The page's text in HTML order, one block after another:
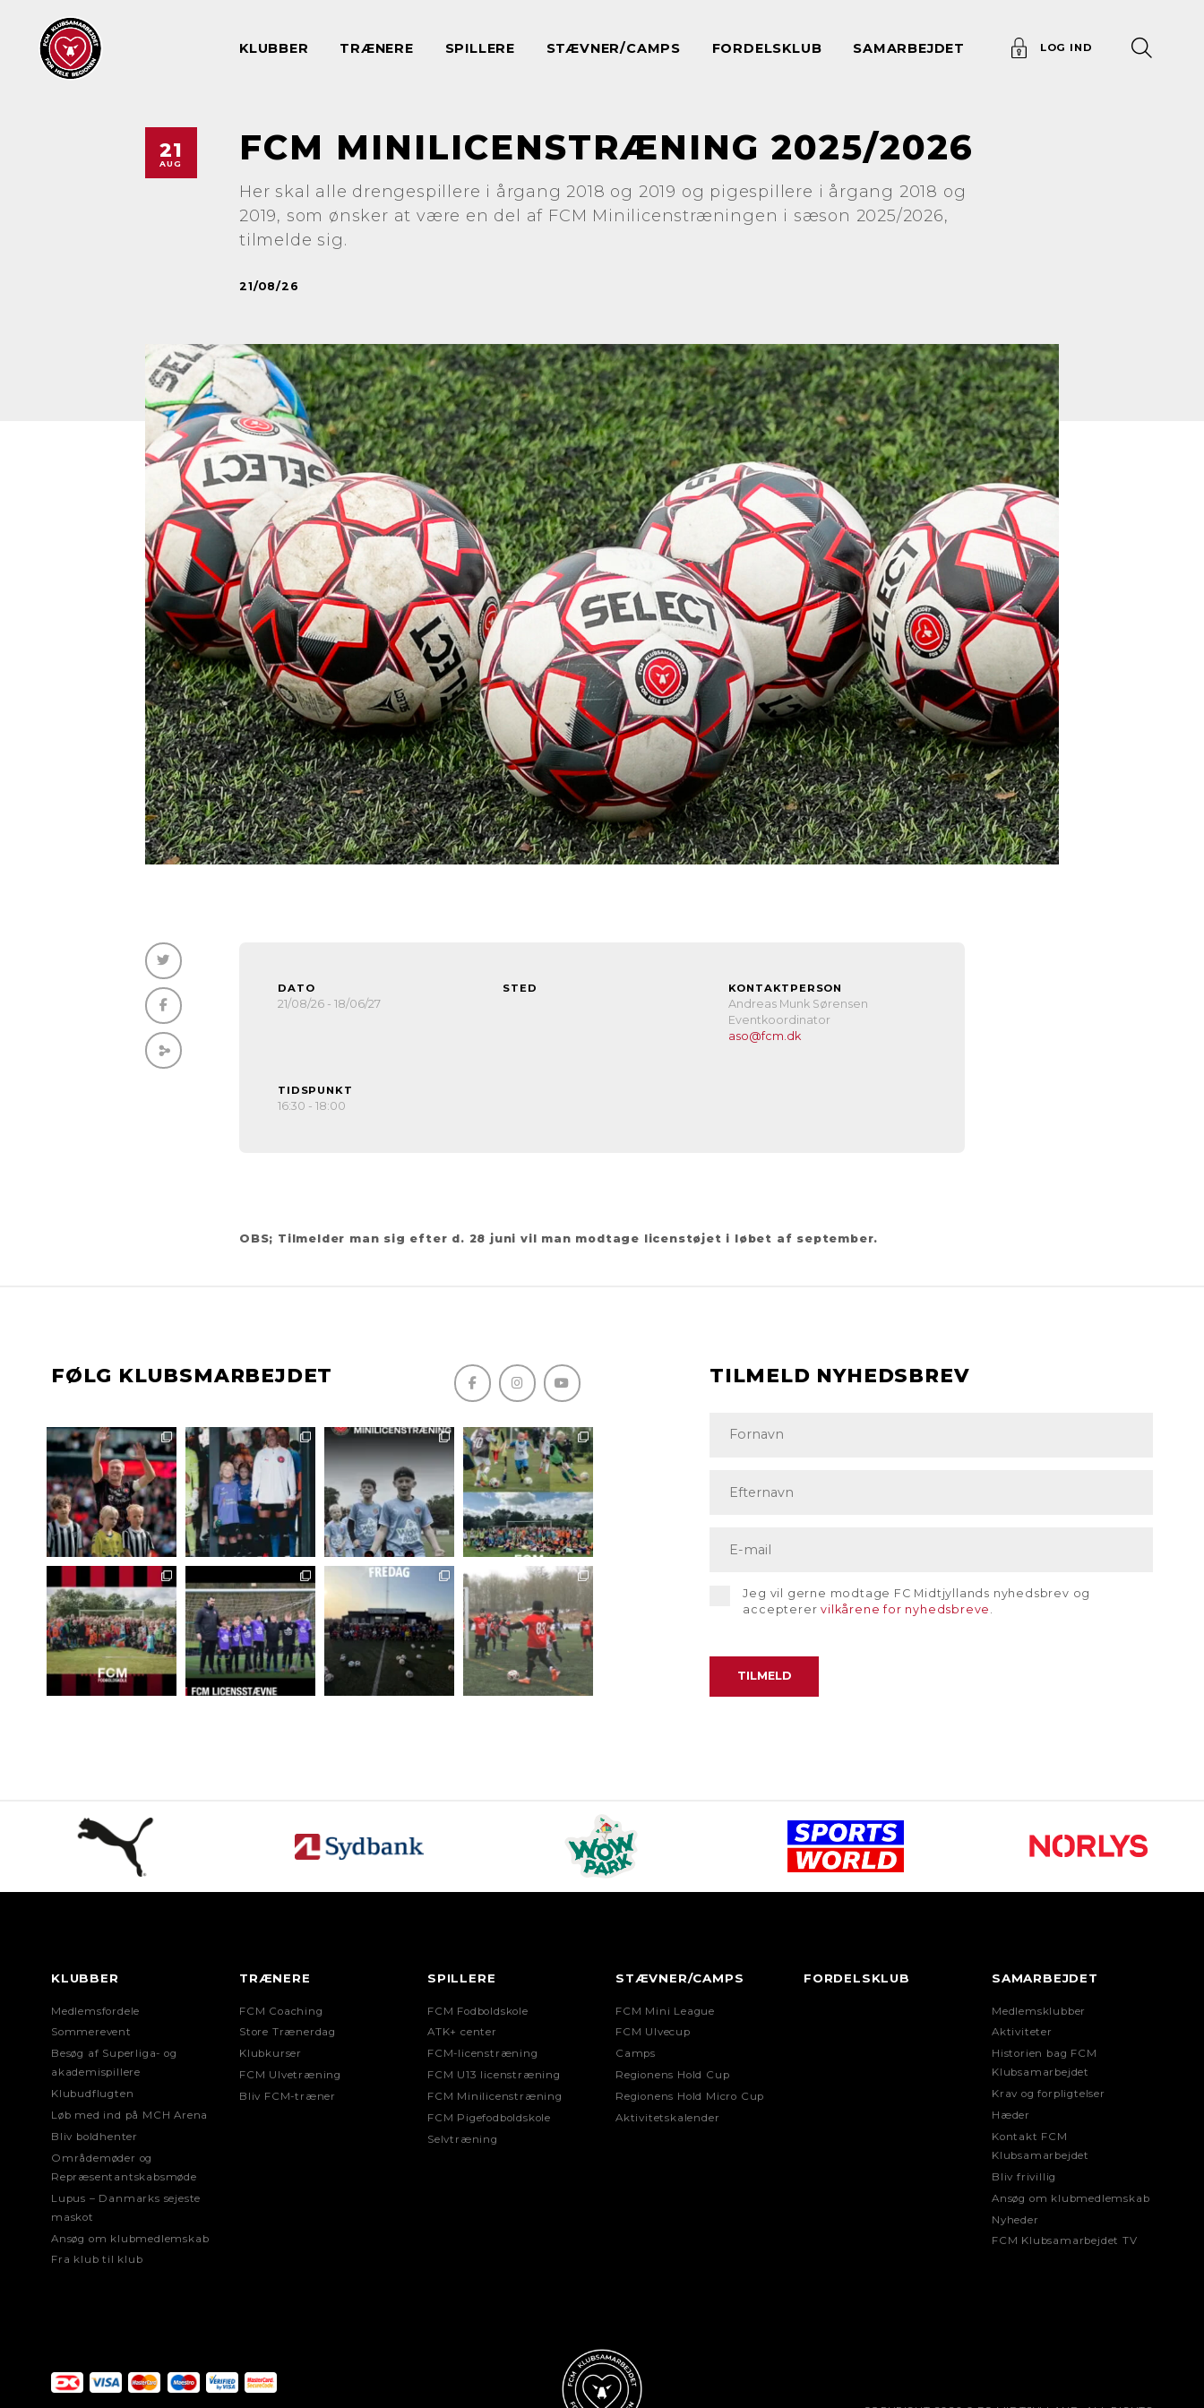
KLUBBER TRÆNERE SPILLERE STÆVNER/CAMPS FORDELSKLUB SAMARBEJDET LOG IND
21
AUG FCM MINILICENSTRÆNING 2025/2026
Her skal alle drengespillere i årgang 2018 og 2019 og pigespillere i årgang 2018 og
2019, som ønsker at være en del af FCM Minilicenstræningen i sæson 2025/2026,
tilmelde sig.
21/08/26
DATO
21/08/26 - 18/06/27
STED KONTAKTPERSON
Andreas Munk Sørensen
Eventkoordinator
aso@fcm.dk
TIDSPUNKT
16:30 - 18:00
OBS; Tilmelder man sig efter d. 28 juni vil man modtage licenstøjet i løbet af september.
FØLG KLUBSMARBEJDET TILMELD NYHEDSBREV
Jeg vil gerne modtage FC Midtjyllands nyhedsbrev og
accepterervilkårene for nyhedsbreve
KLUBBER
Medlemsfordele
Sommerevent
Besøg af Superliga- og
akademispillere
Klubudflugten
Løb med ind på MCH Arena
Bliv boldhenter
Områdemøder og
Repræsentantskabsmøde
Lupus – Danmarks sejeste
maskot
Ansøg om klubmedlemskab
Fra klub til klub
TRÆNERE
FCM Coaching
Store Trænerdag
Klubkurser
FCM Ulvetræning
Bliv FCM-træner
SPILLERE
FCM Fodboldskole
ATK+ center
FCM-licenstræning
FCM U13 licenstræning
FCM Minilicenstræning
FCM Pigefodboldskole
Selvtræning
STÆVNER/CAMPS
FCM Mini League
FCM Ulvecup
Camps
Regionens Hold Cup
Regionens Hold Micro Cup
Aktivitetskalender
FORDELSKLUB SAMARBEJDET
Medlemsklubber
Aktiviteter
Historien bag FCM
Klubsamarbejdet
Krav og forpligtelser
Hæder
Kontakt FCM
Klubsamarbejdet
Bliv frivillig
Ansøg om klubmedlemskab
Nyheder
FCM Klubsamarbejdet TV